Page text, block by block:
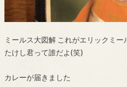
ミールス大図解 これがエリックミー
たけし君って誰だよ(笑)
カレーが届きました